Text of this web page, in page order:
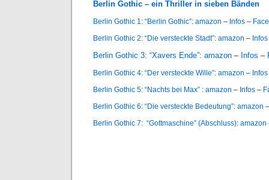
Berlin Gothic – ein Thriller in sieben Bänden
Berlin Gothic 1: “Berlin Gothic”: amazon – Infos –
Berlin Gothic 2: “Die versteckte Stadt”: amazon – Infos
Berlin Gothic 3: “Xavers Ende”: amazon – Infos –
Berlin Gothic 4: “Der versteckte Wille”: amazon – Infos
Berlin Gothic 5: “Nachts bei Max” : amazon – Infos –
Berlin Gothic 6: “Die versteckte Bedeutung”: amazon
Berlin Gothic 7: “Gottmaschine” (Abschluss): amazon